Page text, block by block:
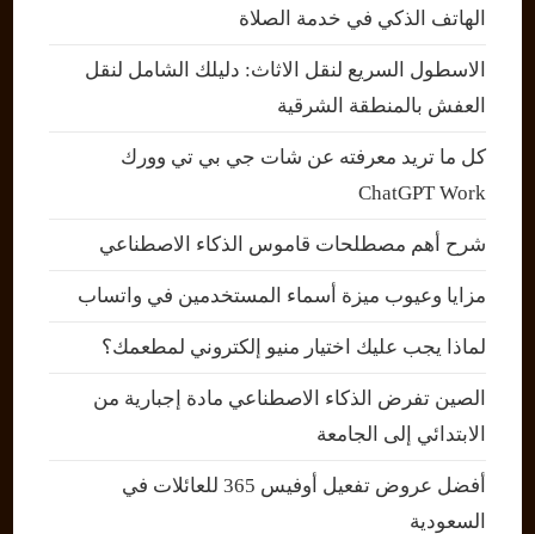
الهاتف الذكي في خدمة الصلاة
الاسطول السريع لنقل الاثاث: دليلك الشامل لنقل
العفش بالمنطقة الشرقية
كل ما تريد معرفته عن شات جي بي تي وورك
ChatGPT Work
شرح أهم مصطلحات قاموس الذكاء الاصطناعي
مزايا وعيوب ميزة أسماء المستخدمين في واتساب
لماذا يجب عليك اختيار منيو إلكتروني لمطعمك؟
الصين تفرض الذكاء الاصطناعي مادة إجبارية من
الابتدائي إلى الجامعة
أفضل عروض تفعيل أوفيس 365 للعائلات في
السعودية